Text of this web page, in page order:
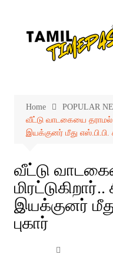
Home
POPULAR
வீட்டு வாடகையை தராமல்
இயக்குனர் மீது எஸ்.பி.பி.
வீட்டு
இயக்குனர்
புகார்